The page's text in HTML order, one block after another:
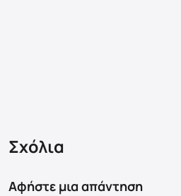
Σχόλια
Αφήστε μια απάντηση